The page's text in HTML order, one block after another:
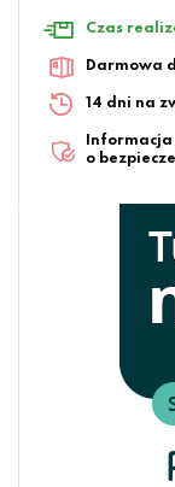
Czas
Darmowa
14 dni na
Informacja
o